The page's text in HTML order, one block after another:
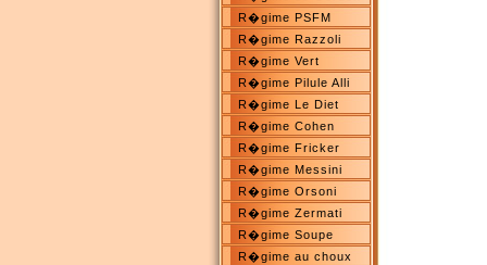
R�gime PSFM
R�gime Razzoli
R�gime Vert
R�gime Pilule Alli
R�gime Le Diet
R�gime Cohen
R�gime Fricker
R�gime Messini
R�gime Orsoni
R�gime Zermati
R�gime Soupe
R�gime au choux